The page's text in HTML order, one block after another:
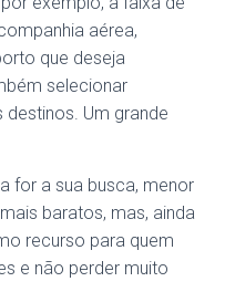
aérea,
que deseja
selecionar
Um grande
for a sua busca, menor
baratos, mas, ainda
recurso para quem
e não perder muito